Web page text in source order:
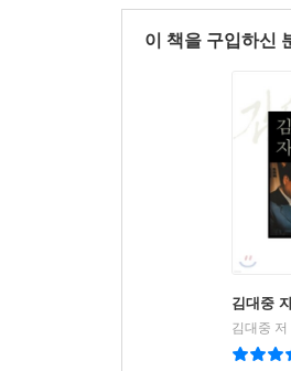
이 책을 구입하신
김대중
김대중 저